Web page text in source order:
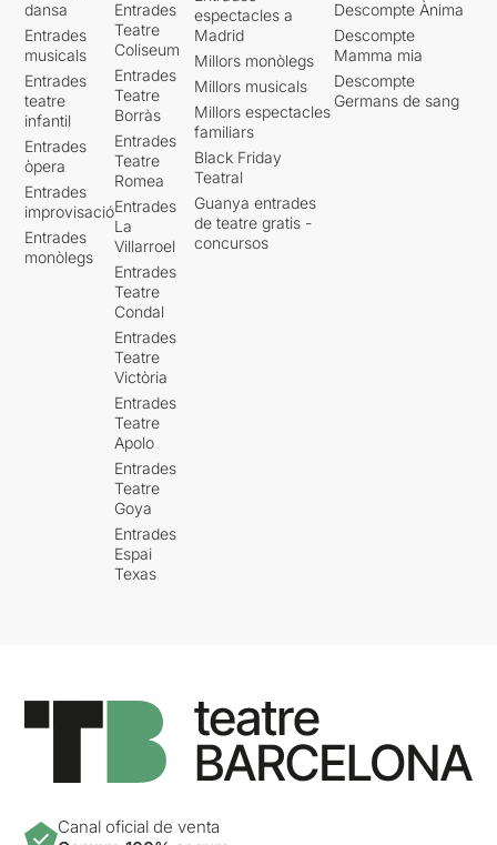
dansa
Entrades
musicals
Entrades
teatre
infantil
Entrades
òpera
Entrades
improvisació
Entrades
monòlegs
Entrades
Teatre
Coliseum
Entrades
Teatre
Borràs
Entrades
Teatre
Romea
Entrades
La
Villarroel
Entrades
Teatre
Condal
Entrades
Teatre
Victòria
Entrades
Teatre
Apolo
Entrades
Teatre
Goya
Entrades
Espai
Texas
espectacles a
Madrid
Millors monòlegs
Millors musicals
Millors espectacles
familiars
Black Friday
Teatral
Guanya entrades
de teatre gratis -
concursos
Descompte Ànima
Descompte
Mamma mia
Descompte
Germans de sang
Canal oficial de venta